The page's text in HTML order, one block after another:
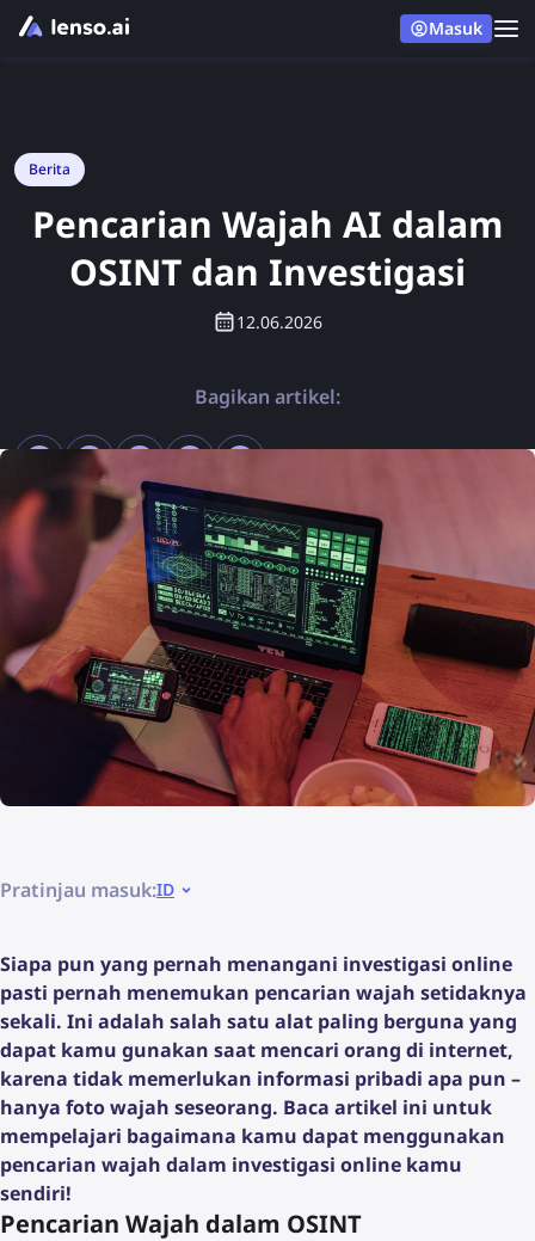
Masuk
Berita
Pencarian Wajah AI dalam
OSINT dan Investigasi
12.06.2026
Bagikan artikel:
Pratinjau masuk:ID
Siapa pun yang pernah menangani investigasi online
pasti pernah menemukan pencarian wajah setidaknya
sekali. Ini adalah salah satu alat paling berguna yang
dapat kamu gunakan saat mencari orang di internet,
karena tidak memerlukan informasi pribadi apa pun –
hanya foto wajah seseorang. Baca artikel ini untuk
mempelajari bagaimana kamu dapat menggunakan
pencarian wajah dalam investigasi online kamu
sendiri!
Pencarian Wajah dalam OSINT